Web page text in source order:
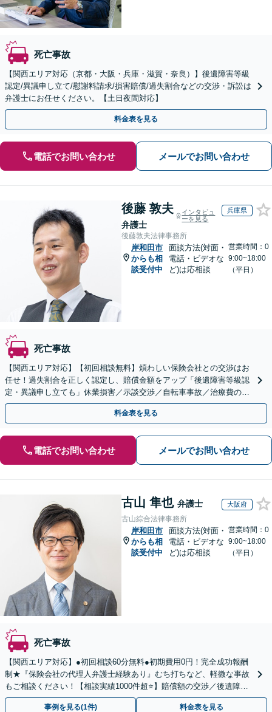
死亡事故
【関西エリア対応（京都・大阪・兵庫・滋賀・奈良）】後遺障害等級
認定/異議申し立て/慰謝料請求/損害賠償/過失割合などの交渉・訴訟は
弁護士にお任せください。【土日夜間対応】
料金表を見る
電話でお問い合わせ メールでお問い合わせ
後藤 敦夫
弁護士
インタビュ
ーを見る
兵庫県
後藤敦夫法律事務所
岸和田市
からも相
談受付中
面談方法(対面・
電話・ビデオな
ど)は応相談
営業時間：0
9:00~18:00
（平日）
死亡事故
【関西エリア対応】【初回相談無料】煩わしい保険会社との交渉はお
任せ！過失割合を正しく認定し、賠償金額をアップ「後遺障害等級認
定・異議申し立ても」休業損害／示談交渉／自転車事故／治療費の打
ち切り／物損事故／死亡事故【休日・夜間相談可】
料金表を見る
電話でお問い合わせ メールでお問い合わせ
古山 隼也 弁護士 大阪府
古山綜合法律事務所
岸和田市
からも相
談受付中
面談方法(対面・
電話・ビデオな
ど)は応相談
営業時間：0
9:00~18:00
（平日）
死亡事故
【関西エリア対応】●初回相談60分無料●初期費用0円！完全成功報酬
制★『保険会社の代理人弁護士経験あり』むち打ちなど、軽微な事故
もご相談ください！【相談実績1000件超⭐️】賠償額の交渉／後遺障害
認定／治療費打ち切りなどサポート！
事例を見る(1件) 料金表を見る